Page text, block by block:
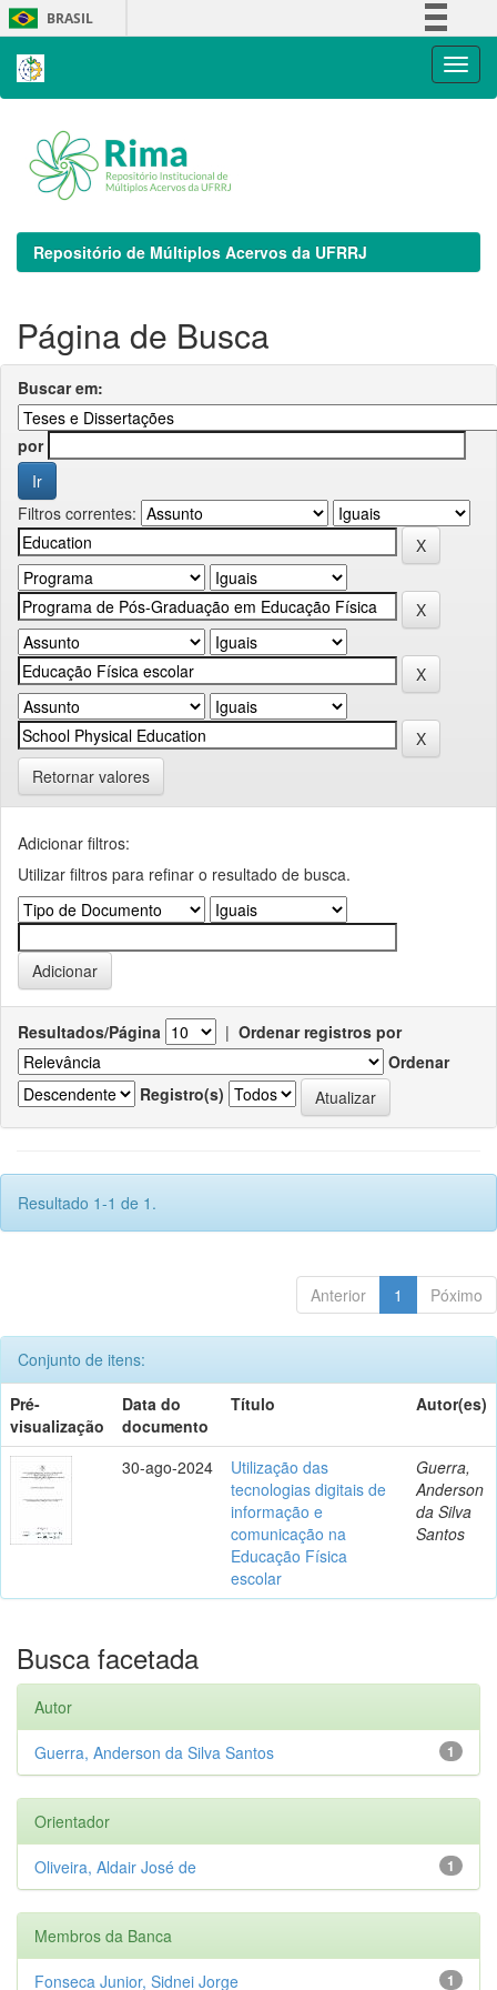
Skip
navigation
BRASIL
Repositório de Múltiplos Acervos da UFRRJ
Página de Busca
Buscar em:
por
Filtros correntes:
Retornar valores
Adicionar filtros:
Utilizar filtros para refinar o resultado de busca.
Resultados/Página | Ordenar registros por
Ordenar
Registro(s)
Resultado 1-1 de 1.
Anterior 1 Póximo
Conjunto de itens:
Pré-
visualização
Data do
documento
Título Autor(es)
30-ago-2024
Utilização das
tecnologias digitais de
informação e
comunicação na
Educação Física
escolar
Guerra,
Anderson
da Silva
Santos
Busca facetada
Autor
1
Guerra, Anderson da Silva Santos
Orientador
1
Oliveira, Aldair José de
Membros da Banca
1
Fonseca Junior, Sidnei Jorge